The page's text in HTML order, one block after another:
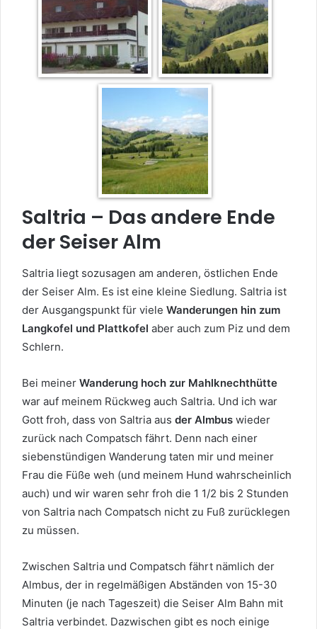
Saltria – Das andere Ende
der Seiser Alm
Saltria liegt sozusagen am anderen, östlichen Ende
der Seiser Alm. Es ist eine kleine Siedlung. Saltria ist
der Ausgangspunkt für viele Wanderungen hin zum
Langkofel und Plattkofel aber auch zum Piz und dem
Schlern.
Bei meiner Wanderung hoch zur Mahlknechthütte
war auf meinem Rückweg auch Saltria. Und ich war
Gott froh, dass von Saltria aus der Almbus wieder
zurück nach Compatsch fährt. Denn nach einer
siebenstündigen Wanderung taten mir und meiner
Frau die Füße weh (und meinem Hund wahrscheinlich
auch) und wir waren sehr froh die 1 1/2 bis 2 Stunden
von Saltria nach Compatsch nicht zu Fuß zurücklegen
zu müssen.
Zwischen Saltria und Compatsch fährt nämlich der
Almbus, der in regelmäßigen Abständen von 15-30
Minuten (je nach Tageszeit) die Seiser Alm Bahn mit
Saltria verbindet. Dazwischen gibt es noch einige